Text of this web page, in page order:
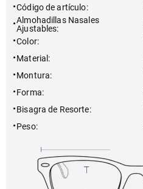
Código de artículo:
Almohadillas Nasales
Ajustables:
Color:
Material :
Montura:
Forma:
Bisagra de Resorte:
Peso: